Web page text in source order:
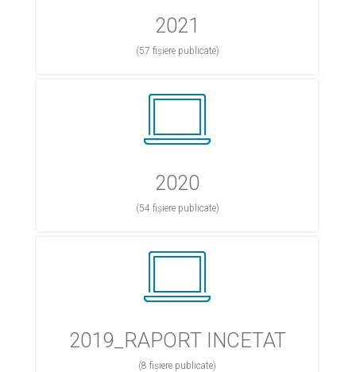
2021
(57 fișiere publicate)
2020
(54 fișiere publicate)
2019_RAPORT INCETAT
(8 fișiere publicate)